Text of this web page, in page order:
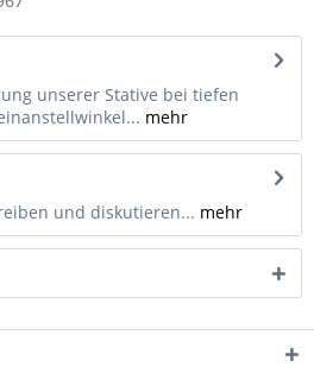
unserer Stative bei tiefen
mehr
und diskutieren... mehr